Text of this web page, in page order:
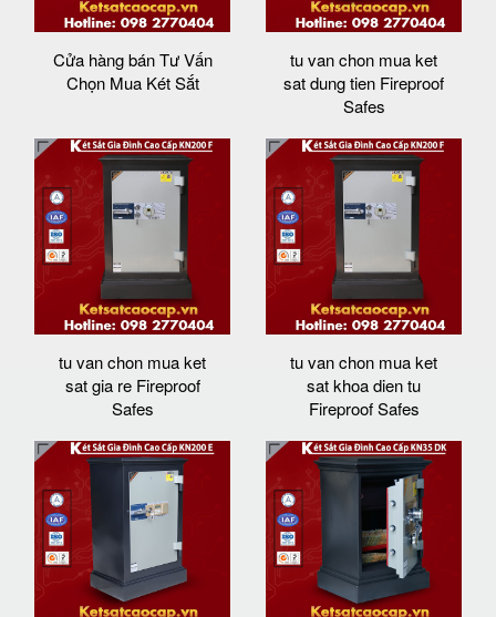
Cửa hàng bán Tư Vấn
Chọn Mua Két Sắt
tu van chon mua ket
sat dung tien Fireproof
Safes
tu van chon mua ket
sat gia re Fireproof
Safes
tu van chon mua ket
sat khoa dien tu
Fireproof Safes